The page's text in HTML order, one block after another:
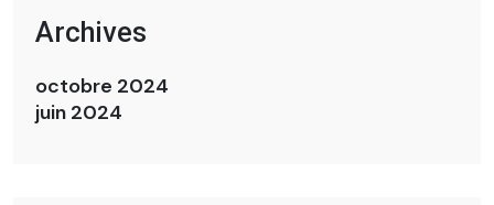
Archives
octobre 2024
juin 2024